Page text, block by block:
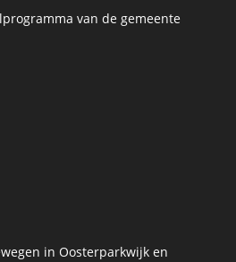
van de gemeente
in Oosterparkwijk en